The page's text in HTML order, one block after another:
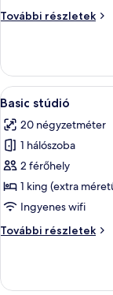
További részletek
Stúdió
A
következő
szoba
összes
képének
megtekintése:
Basic
8
Basic stúdió
20 négyzetméter
1 hálószoba
2 férőhely
1 king (extra
Ingyenes wifi
További részletek
Basic